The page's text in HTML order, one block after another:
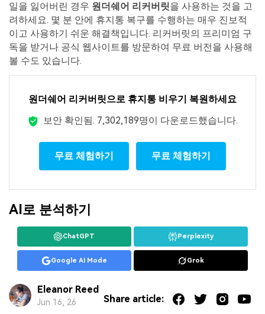
일을 잃어버린 경우 원더쉐어 리커버릿을 사용하는 것을 고
려하세요. 몇 분 안에 휴지통 복구를 수행하는 매우 진보적
이고 사용하기 쉬운 해결책입니다. 리커버릿의 프리미엄 구
독을 받거나 공식 웹사이트를 방문하여 무료 버전을 사용해
볼 수도 있습니다.
원더쉐어 리커버릿으로 휴지통 비우기 복원하세요
보안 확인됨. 7,302,189명이 다운로드했습니다.
무료 체험하기 무료 체험하기
AI로 분석하기
ChatGPT Perplexity
Google AI Mode Grok
Eleanor Reed
Jun 16, 26 Share article: